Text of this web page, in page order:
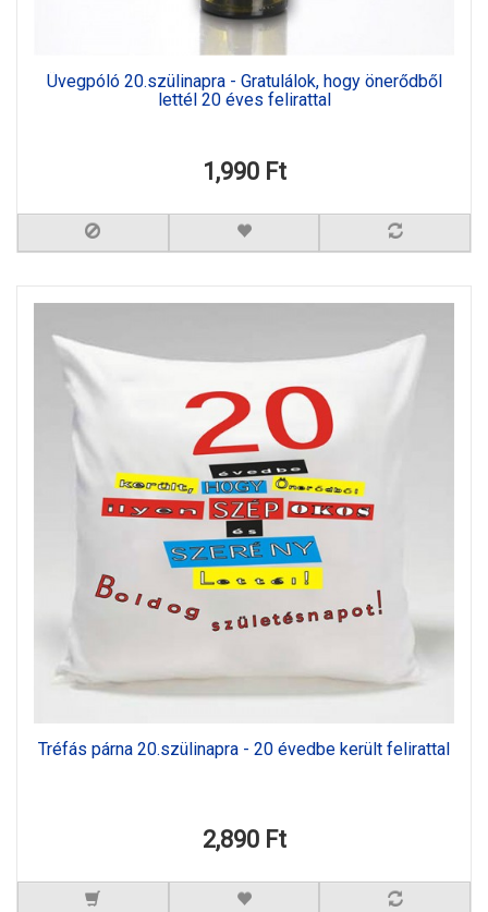
Üvegpóló 20.szülinapra - Gratulálok, hogy önerődből
lettél 20 éves felirattal
1,990 Ft
Tréfás párna 20.szülinapra - 20 évedbe került felirattal
2,890 Ft